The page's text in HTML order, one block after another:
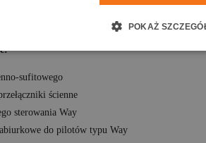
sufitowego
ścienne
sterowania Way
do pilotów typu Way
POKAŻ